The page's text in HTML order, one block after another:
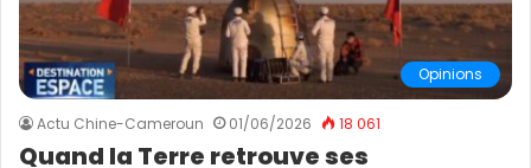
Opinions
Actu Chine-Cameroun 01/06/2026 18 061
Quand la Terre retrouve ses